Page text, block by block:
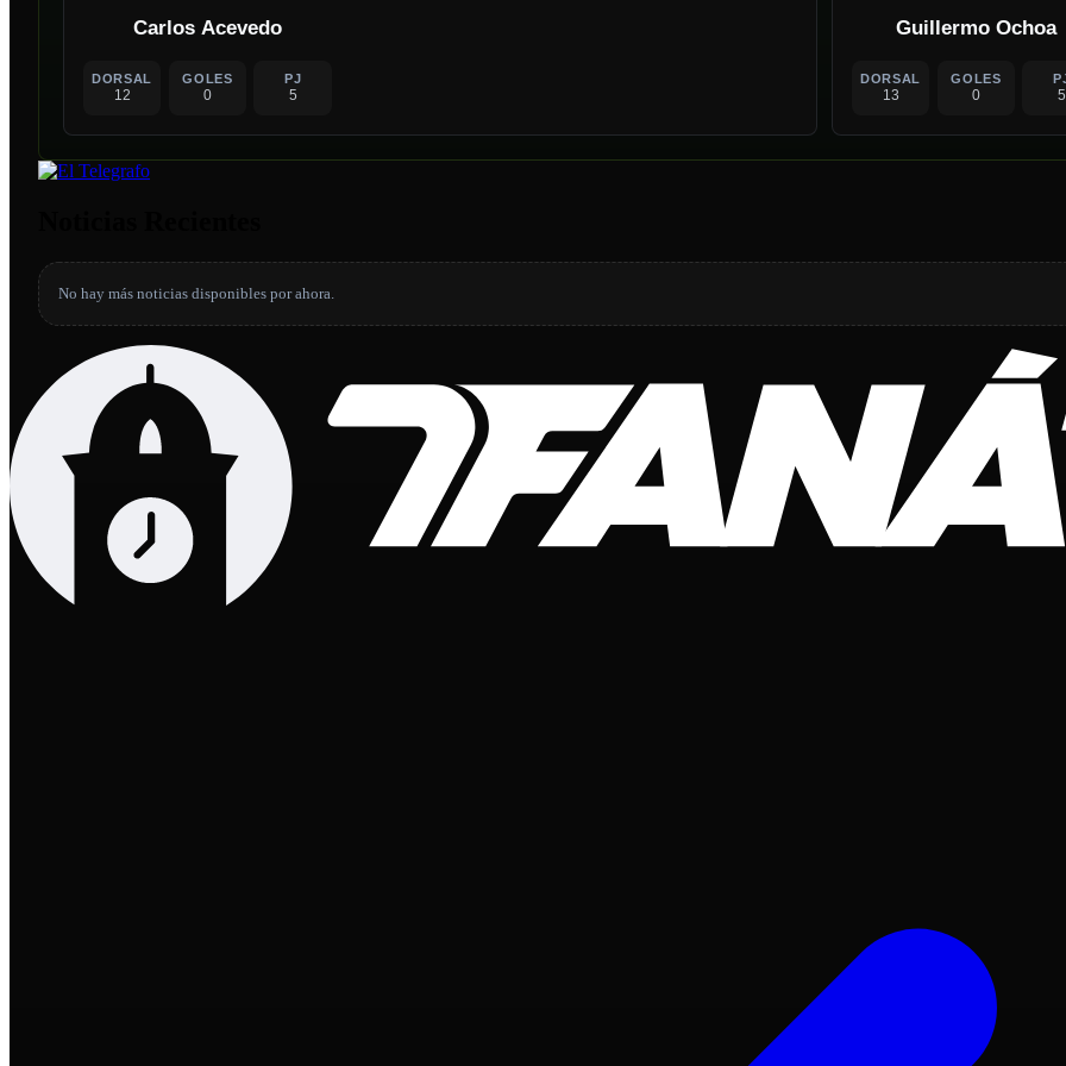
Carlos Acevedo
DORSAL
12
GOLES
0
PJ
5
Guillermo Ochoa
DORSAL
13
GOLES
0 5
No hay más noticias disponibles por ahora.